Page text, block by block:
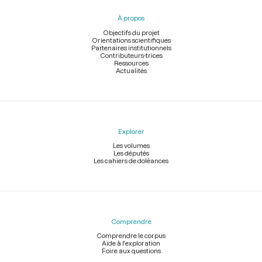
À propos
Objectifs du projet
Orientations scientifiques
Partenaires institutionnels
Contributeurs-trices
Ressources
Actualités
Explorer
Les volumes
Les députés
Les cahiers de doléances
Comprendre
Comprendre le corpus
Aide à l'exploration
Foire aux questions